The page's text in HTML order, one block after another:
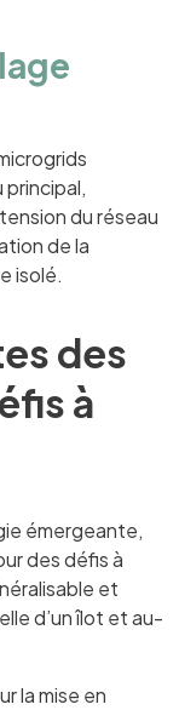
du réseau
de la
isolé.
des
à
émergeante,
des défis à
et
d’un îlot et au-
la mise en